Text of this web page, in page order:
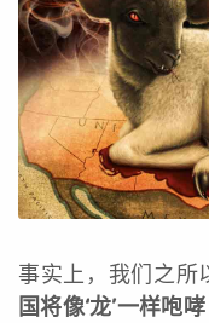
事实上，我们之所
国将像‘龙’一样咆哮